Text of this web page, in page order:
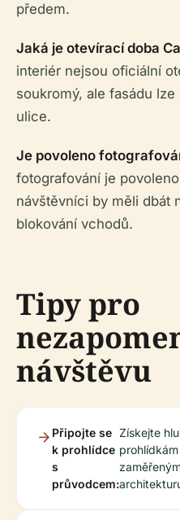
předem.
Jaká je otevírací doba
interiér nejsou oficiální
soukromý, ale fasádu
ulice.
Je povoleno
fotografování je
návštěvníci by měli dbát
blokování vchodů.
Tipy pro
návštěvu
Připojte se
k prohlídce
s
průvodcem:
Získejte